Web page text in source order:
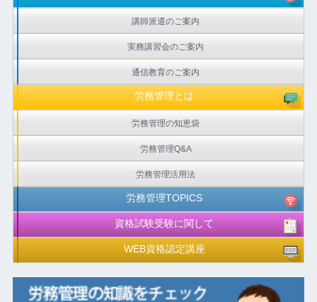
講師派遣のご案内
実務講習会のご案内
通信教育のご案内
労務管理とは
労務管理の知恵袋
労務管理Q&A
労務管理活用法
労務管理TOPICS
資格試験受験に関して
WEB資格認定講座